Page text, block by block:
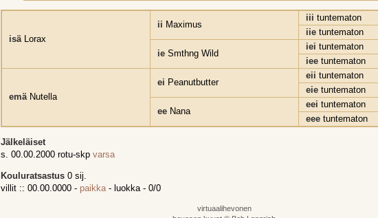
isä Lorax
ii Maximus
iii tuntematon
iie tuntematon
ie Smthng Wild
iei tuntematon
iee tuntematon
emä Nutella
ei Peanutbutter
eii tuntematon
eie tuntematon
ee Nana
eei tuntematon
eee tuntematon
Jälkeläiset
s. 00.00.2000 rotu-skp varsa
Kouluratsastus 0 sij.
villit :: 00.00.0000 - paikka - luokka - 0/0
virtuaalihevonen